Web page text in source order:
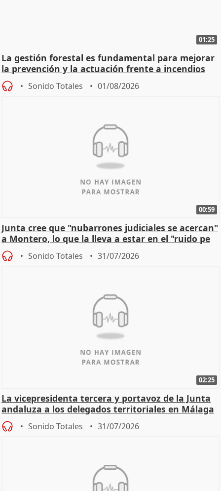
01:25
La gestión forestal es fundamental para mejorar
la prevención y la actuación frente a incendios
Sonido Totales 01/08/2026
00:59
Junta cree que "nubarrones judiciales se acercan"
a Montero, lo que la lleva a estar en el "ruido pe
Sonido Totales 31/07/2026
02:25
La vicepresidenta tercera y portavoz de la Junta
andaluza a los delegados territoriales en Málaga
Sonido Totales 31/07/2026